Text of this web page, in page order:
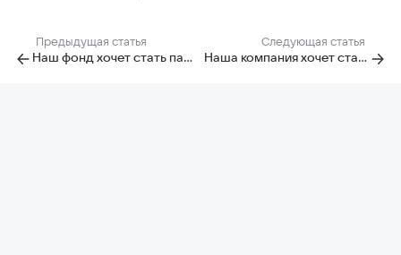
Предыдущая статья
Наш фонд хочет стать партнером Добра
Следующая статья
Наша компания хочет стать партнером Добра